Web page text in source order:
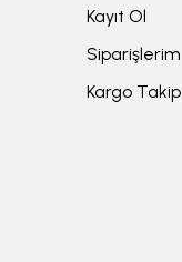
Kayıt Ol
Siparişlerim
Kargo Takip